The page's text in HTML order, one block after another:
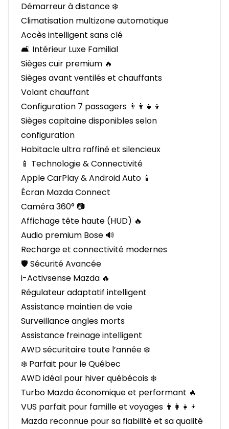
Démarreur à distance ❄️
Climatisation multizone automatique
Accès intelligent sans clé
🛋️ Intérieur Luxe Familial
Sièges cuir premium 🔥
Sièges avant ventilés et chauffants
Volant chauffant
Configuration 7 passagers 👨‍👩‍👧‍👦
Sièges capitaine disponibles selon
configuration
Habitacle ultra raffiné et silencieux
📱 Technologie & Connectivité
Apple CarPlay & Android Auto 📱
Écran Mazda Connect
Caméra 360° 📷
Affichage tête haute (HUD) 🔥
Audio premium Bose 🔊
Recharge et connectivité modernes
🛡️ Sécurité Avancée
i-Activsense Mazda 🔥
Régulateur adaptatif intelligent
Assistance maintien de voie
Surveillance angles morts
Assistance freinage intelligent
AWD sécuritaire toute l’année ❄️
❄️ Parfait pour le Québec
AWD idéal pour hiver québécois ❄️
Turbo Mazda économique et performant 🔥
VUS parfait pour famille et voyages 👨‍👩‍👧‍👦
Mazda reconnue pour sa fiabilité et sa qualité